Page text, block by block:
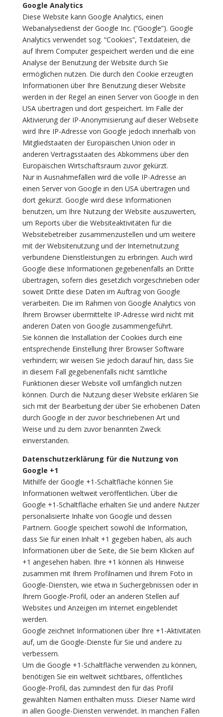
Google Analytics
Diese Website kann Google Analytics, einen
Webanalysedienst der Google Inc. (“Google”). Google
Analytics verwendet sog. “Cookies”, Textdateien, die
auf Ihrem Computer gespeichert werden und die eine
Analyse der Benutzung der Website durch Sie
ermöglichen nutzen. Die durch den Cookie erzeugten
Informationen über Ihre Benutzung dieser Website
werden in der Regel an einen Server von Google in den
USA übertragen und dort gespeichert. Im Falle der
Aktivierung der IP-Anonymisierung auf dieser Webseite
wird Ihre IP-Adresse von Google jedoch innerhalb von
Mitgliedstaaten der Europäischen Union oder in
anderen Vertragsstaaten des Abkommens über den
Europäischen Wirtschaftsraum zuvor gekürzt.
Nur in Ausnahmefällen wird die volle IP-Adresse an
einen Server von Google in den USA übertragen und
dort gekürzt. Google wird diese Informationen
benutzen, um Ihre Nutzung der Website auszuwerten,
um Reports über die Websiteaktivitäten für die
Websitebetreiber zusammenzustellen und um weitere
mit der Websitenutzung und der Internetnutzung
verbundene Dienstleistungen zu erbringen. Auch wird
Google diese Informationen gegebenenfalls an Dritte
übertragen, sofern dies gesetzlich vorgeschrieben oder
soweit Dritte diese Daten im Auftrag von Google
verarbeiten. Die im Rahmen von Google Analytics von
Ihrem Browser übermittelte IP-Adresse wird nicht mit
anderen Daten von Google zusammengeführt.
Sie können die Installation der Cookies durch eine
entsprechende Einstellung Ihrer Browser Software
verhindern; wir weisen Sie jedoch darauf hin, dass Sie
in diesem Fall gegebenenfalls nicht sämtliche
Funktionen dieser Website voll umfänglich nutzen
können. Durch die Nutzung dieser Website erklären Sie
sich mit der Bearbeitung der über Sie erhobenen Daten
durch Google in der zuvor beschriebenen Art und
Weise und zu dem zuvor benannten Zweck
einverstanden.
Datenschutzerklärung für die Nutzung von
Google +1
Mithilfe der Google +1-Schaltfläche können Sie
Informationen weltweit veröffentlichen. Über die
Google +1-Schaltfläche erhalten Sie und andere Nutzer
personalisierte Inhalte von Google und dessen
Partnern. Google speichert sowohl die Information,
dass Sie für einen Inhalt +1 gegeben haben, als auch
Informationen über die Seite, die Sie beim Klicken auf
+1 angesehen haben. Ihre +1 können als Hinweise
zusammen mit Ihrem Profilnamen und Ihrem Foto in
Google-Diensten, wie etwa in Suchergebnissen oder in
Ihrem Google-Profil, oder an anderen Stellen auf
Websites und Anzeigen im Internet eingeblendet
werden.
Google zeichnet Informationen über Ihre +1-Aktivitäten
auf, um die Google-Dienste für Sie und andere zu
verbessern.
Um die Google +1-Schaltfläche verwenden zu können,
benötigen Sie ein weltweit sichtbares, öffentliches
Google-Profil, das zumindest den für das Profil
gewählten Namen enthalten muss. Dieser Name wird
in allen Google-Diensten verwendet. In manchen Fällen